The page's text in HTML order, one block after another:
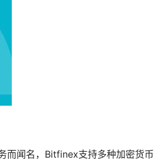
而闻名，Bitfinex支持多种加密货币